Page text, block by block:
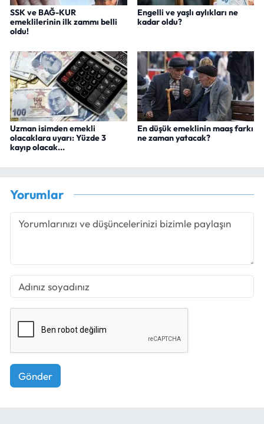
SSK ve BAĞ-KUR
emeklilerinin ilk zammı belli
oldu!
Engelli ve yaşlı aylıkları ne
kadar oldu?
Uzman isimden emekli
olacaklara uyarı: Yüzde 3
kayıp olacak...
En düşük emeklinin maaş farkı
ne zaman yatacak?
Yorumlar
Gönder